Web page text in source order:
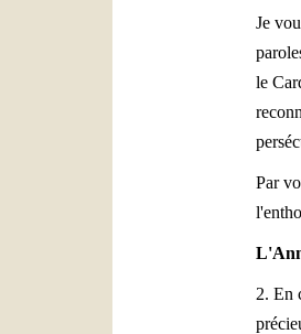
Je
le
Par
2. En